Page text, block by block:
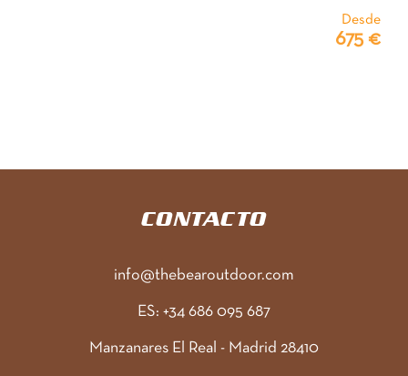
Desde
675 €
CONTACTO
info@thebearoutdoor.com
ES: +34 686 095 687
Manzanares El Real - Madrid 28410